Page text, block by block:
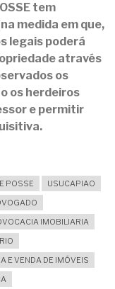
tem
medida em que,
legais poderá
através
os
os herdeiros
e permitir
POSSE
USUCAPIAO
IMOBILIARIA
E VENDA DE IMÓVEIS